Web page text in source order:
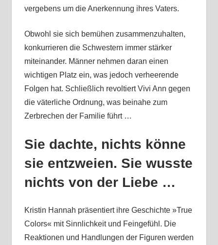
vergebens um die Anerkennung ihres Vaters.
Obwohl sie sich bemühen zusammenzuhalten,
konkurrieren die Schwestern immer stärker
miteinander. Männer nehmen daran einen
wichtigen Platz ein, was jedoch verheerende
Folgen hat. Schließlich revoltiert Vivi Ann gegen
die väterliche Ordnung, was beinahe zum
Zerbrechen der Familie führt …
Sie dachte, nichts könne
sie entzweien. Sie wusste
nichts von der Liebe …
Kristin Hannah präsentiert ihre Geschichte »True
Colors« mit Sinnlichkeit und Feingefühl. Die
Reaktionen und Handlungen der Figuren werden